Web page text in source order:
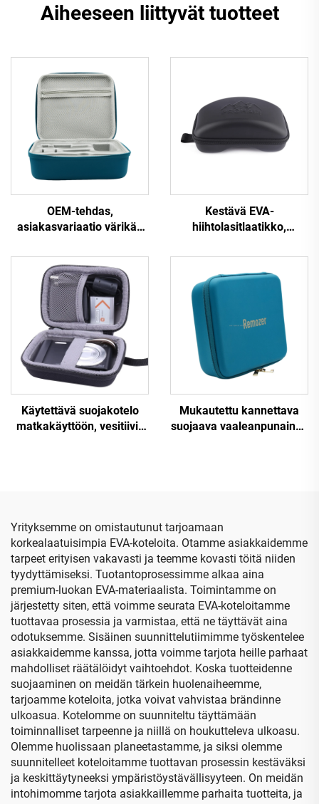
Aiheeseen liittyvät tuotteet
OEM-tehdas,
asiakasvariaatio värikäs
PU/EVA-kirurgisten
laitteiden laatikko
Kestävä EVA-
hiihtolasitlaatikko,
lasiteille
Käytettävä suojakotelo
matkakäyttöön, vesitiivis
Mukautettu kannettava
suojaava vaaleanpunainen
Yrityksemme on omistautunut tarjoamaan
korkealaatuisimpia EVA-koteloita. Otamme asiakkaidemme
tarpeet erityisen vakavasti ja teemme kovasti töitä niiden
tyydyttämiseksi. Tuotantoprosessimme alkaa aina
premium-luokan EVA-materiaalista. Toimintamme on
järjestetty siten, että voimme seurata EVA-koteloitamme
tuottavaa prosessia ja varmistaa, että ne täyttävät aina
odotuksemme. Sisäinen suunnittelutiimimme työskentelee
asiakkaidemme kanssa, jotta voimme tarjota heille parhaat
mahdolliset räätälöidyt vaihtoehdot. Koska tuotteidenne
suojaaminen on meidän tärkein huolenaiheemme,
tarjoamme koteloita, jotka voivat vahvistaa brändinne
ulkoasua. Kotelomme on suunniteltu täyttämään
toiminnalliset tarpeenne ja niillä on houkutteleva ulkoasu.
Olemme huolissaan planeetastamme, ja siksi olemme
suunnitelleet koteloitamme tuottavan prosessin kestäväksi
ja keskittäytyneeksi ympäristöystävällisyyteen. On meidän
intohimomme tarjota asiakkaillemme parhaita tuotteita, ja